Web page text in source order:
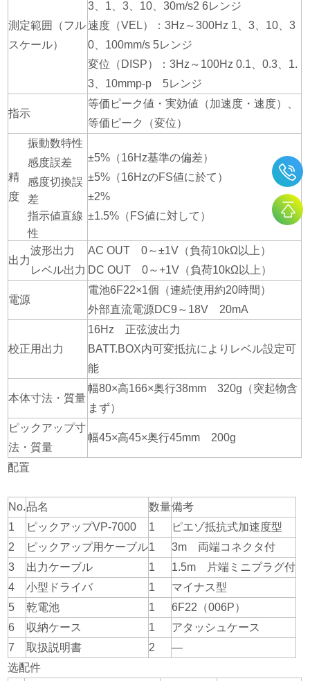
測定範囲（フル
スケール）
3、1、3、10、30m/s2 6レンジ
速度（VEL）：3Hz～300Hz 1、3、10、3
0、100mm/s 5レンジ
変位（DISP）：3Hz～100Hz 0.1、0.3、1.
3、10mmp-p 5レンジ
指示
等価ピーク値・実効値（加速度・速度）、
等価ピーク（変位）
精
度
振動数特性
感度誤差
感度切換誤
差
指示値直線
性
±5%（16Hz基準の偏差）
±5%（16HzのFS値に於て）
±2%
±1.5%（FS値に対して）
出力
波形出力
レベル出力
AC OUT 0～±1V（負荷10kΩ以上）
DC OUT 0～+1V（負荷10kΩ以上）
電源
電池6F22×1個（連続使用約20時間）
外部直流電源DC9～18V 20mA
校正用出力
16Hz 正弦波出力
BATT.BOX内可変抵抗によりレベル設定可
能
本体寸法・質量
幅80×高166×奥行38mm 320g（突起物含
まず）
ピックアップ寸
法・質量
幅45×高45×奥行45mm 200g
配置
No.品名 数量備考
1
ピックアップVP-7000 1
ピエゾ抵抗式加速度型
2
ピックアップ用ケーブル1
3m 両端コネクタ付
3
出力ケーブル 1
1.5m 片端ミニプラグ付
4
小型ドライバ 1
マイナス型
5
乾電池 1
6F22（006P）
6
収納ケース 1
アタッシュケース
7
取扱説明書 2
―
选配件